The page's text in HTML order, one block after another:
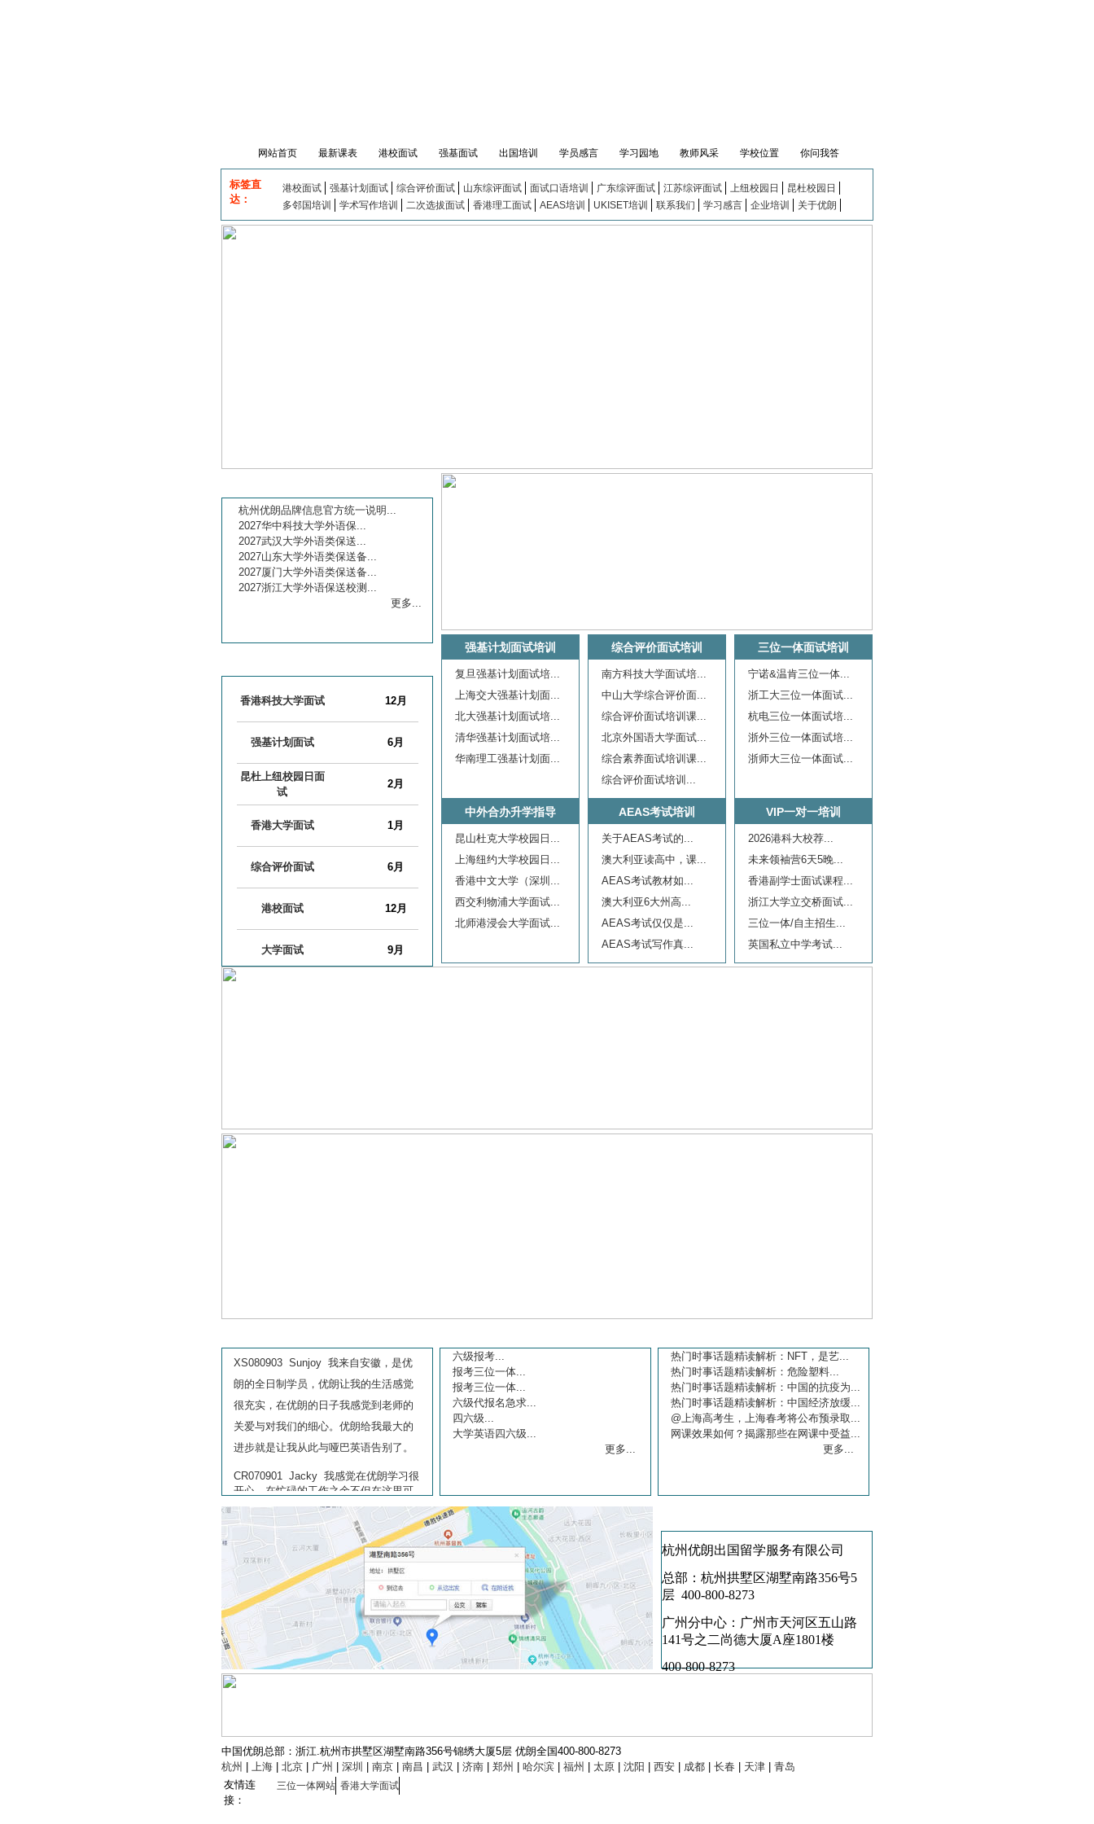
网站首页 最新课表 港校面试 强基面试 出国培训 学员感言 学习园地 教师风采 学校位置 你问我答
标签直
达：
港校面试 强基计划面试 综合评价面试 山东综评面试 面试口语培训 广东综评面试 江苏综评面试 上纽校园日
昆杜校园日
多邻国培训
学术写作培训 二次选拔面试 香港理工面试 AEAS培训 UKISET培训 联系我们 学习感言 企业培训 关于优朗
杭州优朗品牌信息官方统一说明...
2027华中科技大学外语保...
2027武汉大学外语类保送...
2027山东大学外语类保送备...
2027厦门大学外语类保送备...
2027浙江大学外语保送校测...
更多...
港校面试
大学面试
10月
香港科技大学面试 12月
强基计划面试 6月
昆杜上纽校园日面
试
2月
香港大学面试 1月
综合评价面试 6月
港校面试 12月
大学面试 9月
强基计划面试培训
复旦强基计划面试培...
上海交大强基计划面...
北大强基计划面试培...
清华强基计划面试培...
华南理工强基计划面...
综合评价面试培训
南方科技大学面试培...
中山大学综合评价面...
综合评价面试培训课...
北京外国语大学面试...
综合素养面试培训课...
综合评价面试培训...
三位一体面试培训
宁诺&温肯三位一体...
浙工大三位一体面试...
杭电三位一体面试培...
浙外三位一体面试培...
浙师大三位一体面试...
中外合办升学指导
昆山杜克大学校园日...
上海纽约大学校园日...
香港中文大学（深圳...
西交利物浦大学面试...
北师港浸会大学面试...
AEAS考试培训
关于AEAS考试的...
澳大利亚读高中，课...
AEAS考试教材如...
澳大利亚6大州高...
AEAS考试仅仅是...
AEAS考试写作真...
VIP一对一培训
2026港科大校荐...
未来领袖营6天5晚...
香港副学士面试课程...
浙江大学立交桥面试...
三位一体/自主招生...
英国私立中学考试...
六级报考...
报考三位一体...
报考三位一体...
六级代报名急求...
四六级...
大学英语四六级...
更多...
热门时事话题精读解析：NFT，是艺...
热门时事话题精读解析：危险塑料...
热门时事话题精读解析：中国的抗疫为...
热门时事话题精读解析：中国经济放缓...
@上海高考生，上海春考将公布预录取...
网课效果如何？揭露那些在网课中受益...
更多...
杭州优朗出国留学服务有限公司
总部：杭州拱墅区湖墅南路356号5
层 400-800-8273
广州分中心：广州市天河区五山路
141号之二尚德大厦A座1801楼
400-800-8273
中国优朗总部：浙江.杭州市拱墅区湖墅南路356号锦绣大厦5层 优朗全国400-800-8273
杭州
上海 北京 广州 深圳 南京 南昌 武汉 济南 郑州 哈尔滨 福州 太原 沈阳 西安 成都 长春 天津
青岛
友情连
接：
三位一体网站 香港大学面试